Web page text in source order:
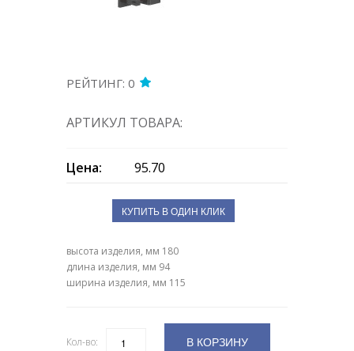
РЕЙТИНГ: 0
АРТИКУЛ ТОВАРА:
Цена: 95.70
КУПИТЬ В ОДИН КЛИК
высота изделия, мм 180
длина изделия, мм 94
ширина изделия, мм 115
Кол-во: Количество В КОРЗИНУ